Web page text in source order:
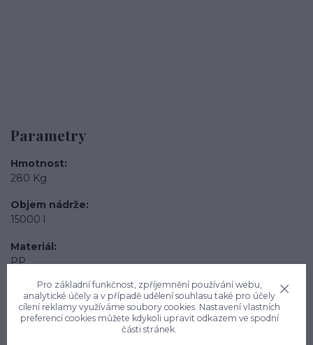
Parametry
Hmotnost
280 Kg
Objem nádrže
15000 l
Materiál
PP
Vnitřní průměr
3050 mm
Pro základní funkčnost, zpříjemnění používání webu,
analytické účely a v případě udělení souhlasu také pro účely
cílení reklamy využíváme soubory cookies. Nastavení vlastních
preferencí cookies můžete kdykoli upravit odkazem ve spodní
části stránek.